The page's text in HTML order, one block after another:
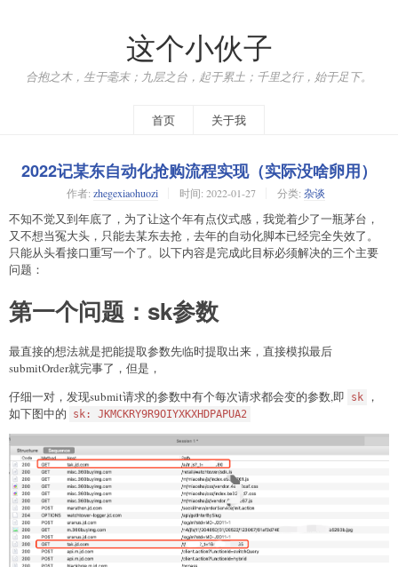
这个小伙子
合抱之木，生于毫末；九层之台，起于累土；千里之行，始于足下。
首页 关于我
2022记某东自动化抢购流程实现（实际没啥卵用）
作者: zhegexiaohuozi 时间: 2022-01-27 分类: 杂谈
不知不觉又到年底了，为了让这个年有点仪式感，我觉着少了一瓶茅台，
又不想当冤大头，只能去某东去抢，去年的自动化脚本已经完全失效了。
只能从头看接口重写一个了。以下内容是完成此目标必须解决的三个主要
问题：
第一个问题：sk参数
最直接的想法就是把能提取参数先临时提取出来，直接模拟最后
submitOrder就完事了，但是，
仔细一对，发现submit请求的参数中有个每次请求都会变的参数,即
sk
，
如下图中的
sk: JKMCKRY9R9OIYXKXHDPAPUA2